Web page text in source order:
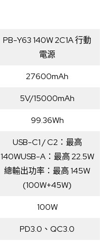
PB-Y63 140W 2C1A 行動
電源
27600mAh
5V/15000mAh
99.36Wh
USB-C1 / C2：最高
140WUSB-A：最高 22.5W
總輸出功率：最高 145W
(100W+45W)
100W
PD3.0、QC3.0